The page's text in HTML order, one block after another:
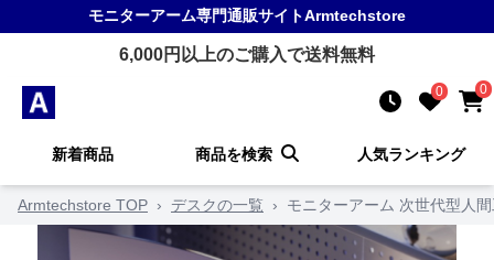
モニターアーム専門通販サイトArmtechstore
6,000円以上のご購入で送料無料
0 0
新着商品 商品を検索 人気ランキング
Armtechstore TOP › デスクの一覧 › モニターアーム 次世代型人